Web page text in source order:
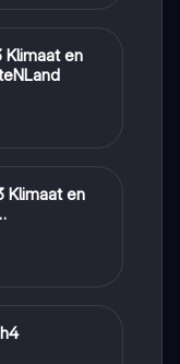
Klimaat en
Klimaat en